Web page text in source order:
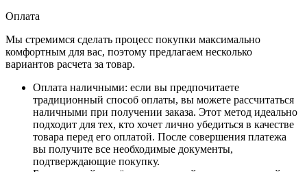
Оплата
Мы стремимся сделать процесс покупки максимально
комфортным для вас, поэтому предлагаем несколько
вариантов расчета за товар.
Оплата наличными: если вы предпочитаете
традиционный способ оплаты, вы можете рассчитаться
наличными при получении заказа. Этот метод идеально
подходит для тех, кто хочет лично убедиться в качестве
товара перед его оплатой. После совершения платежа
вы получите все необходимые документы,
подтверждающие покупку.